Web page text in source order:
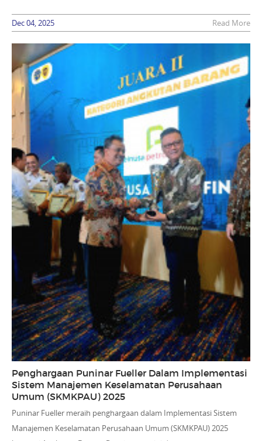
Dec 04, 2025 Read More
Penghargaan Puninar Fueller Dalam Implementasi
Sistem Manajemen Keselamatan Perusahaan
Umum (SKMKPAU) 2025
Puninar Fueller meraih penghargaan dalam Implementasi Sistem
Manajemen Keselamatan Perusahaan Umum (SKMKPAU) 2025